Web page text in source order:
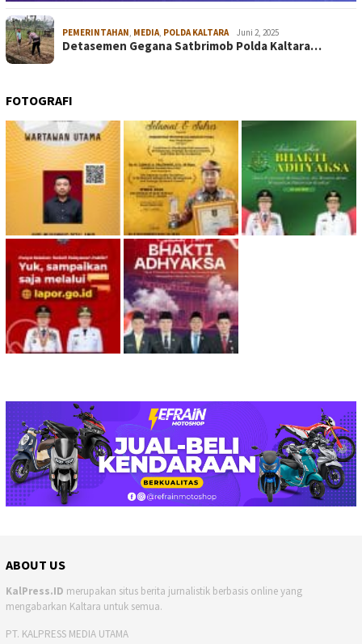
PEMERINTAHAN MEDIA POLDA KALTARA Juni 2, 2025
Detasemen Gegana Satbrimob Polda Kaltara…
FOTOGRAFI
ABOUT US
KalPress.ID merupakan situs berita jurnalistik berbasis online yang
mengabarkan Kaltara untuk semua.
PT. KALPRESS MEDIA UTAMA